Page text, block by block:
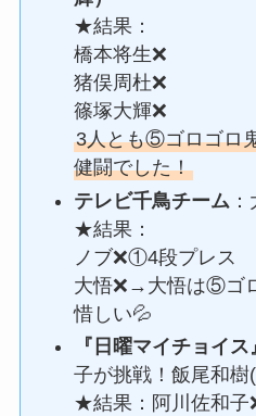
★結果：
橋本将生❌
猪俣周杜❌
篠塚大輝❌
3人とも⑤ゴロゴロ
健闘でした！
テレビ千鳥チーム
★結果：
ノブ❌①4段プレス
大悟❌→大悟は⑤ゴ
惜しい💦
『日曜マイチョイ
子が挑戦！飯尾和樹
★結果：阿川佐和子